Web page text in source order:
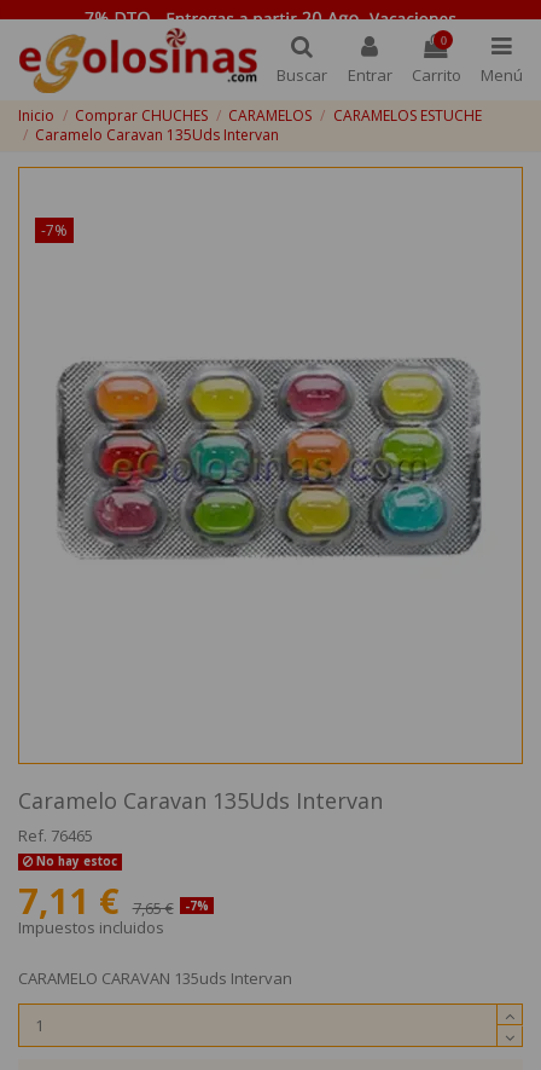
Buscar Entrar
0
Carrito Menú
Inicio Comprar CHUCHES CARAMELOS
CARAMELOS ESTUCHE
Caramelo Caravan 135Uds Intervan
-7%
Caramelo Caravan 135Uds Intervan
Ref. 76465
No hay estoc
7,11 € 7,65 € -7%
Impuestos incluidos
CARAMELO CARAVAN 135uds Intervan